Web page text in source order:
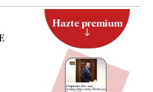
Hazte premium